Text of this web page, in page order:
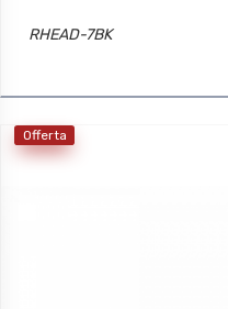
RHEAD-7BK
Offerta